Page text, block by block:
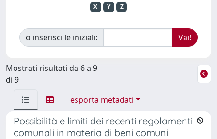
X
Y Z
o inserisci le iniziali:
Mostrati risultati da 6 a 9
di 9
esporta metadati
Possibilità e limiti dei recenti regolamenti
comunali in materia di beni comuni